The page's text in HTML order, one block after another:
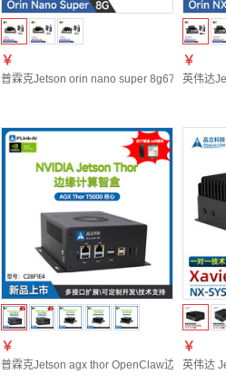
￥
普霖克Jetson orin nano super 8g67T 开发套
￥
英伟达
￥
普霖克Jetson agx thor OpenClaw边缘计算智
￥
英伟达